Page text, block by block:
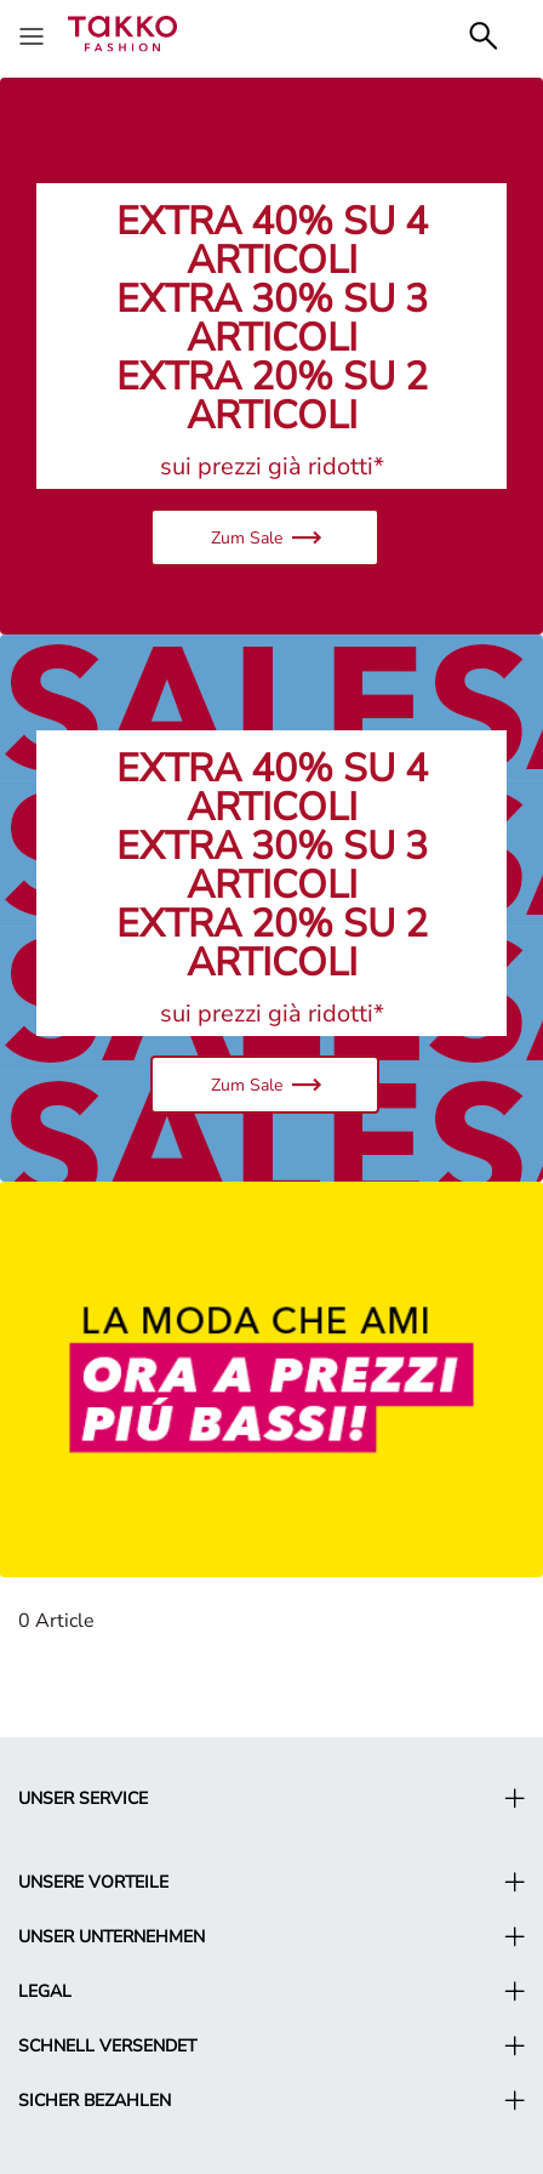
EXTRA 40% SU 4
ARTICOLI
EXTRA 30% SU 3
ARTICOLI
EXTRA 20% SU 2
ARTICOLI
sui prezzi già ridotti*
Zum Sale
EXTRA 40% SU 4
ARTICOLI
EXTRA 30% SU 3
ARTICOLI
EXTRA 20% SU 2
ARTICOLI
sui prezzi già ridotti*
Zum Sale
0 Article
UNSER SERVICE
UNSERE VORTEILE
UNSER UNTERNEHMEN
LEGAL
SCHNELL VERSENDET
SICHER BEZAHLEN